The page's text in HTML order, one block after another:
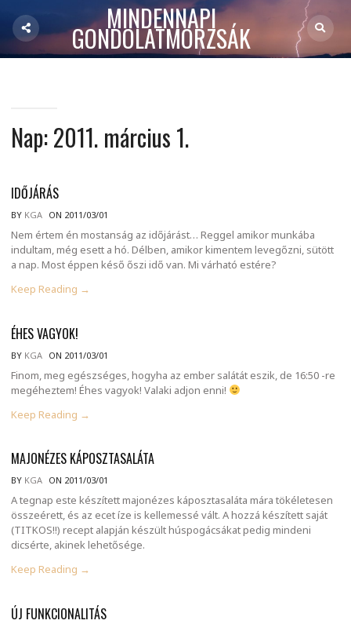
MINDENNAPI
GONDOLATMORZSÁK
Nap:2011. március 1.
IDŐJÁRÁS
BY KGA ON 2011/03/01
Nem értem én mostanság az időjárást… Reggel amikor munkába
indultam, még esett a hó. Délben, amikor kimentem levegőzni, sütött
a nap. Most éppen késő őszi idő van. Mi várható estére?
Keep Reading →
ÉHES VAGYOK!
BY KGA ON 2011/03/01
Finom, meg egészséges, hogyha az ember salátát eszik, de 16:50 -re
megéheztem! Éhes vagyok! Valaki adjon enni!
Keep Reading →
MAJONÉZES KÁPOSZTASALÁTA
BY KGA ON 2011/03/01
A tegnap este készített majonézes káposztasaláta mára tökéletesen
összeérett, és az ecet íze is kellemessé vált. A hozzá készített saját
(TITKOS!!) recept alapján készült húspogácsákat pedig mindeni
dicsérte, akinek lehetősége.
Keep Reading →
ÚJ FUNKCIONALITÁS